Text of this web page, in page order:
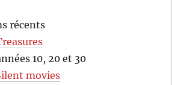
récents
10, 20 et 30
movies